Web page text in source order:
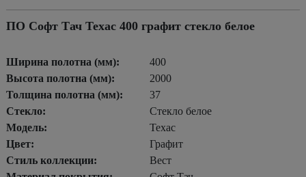
ПО Софт Тач Техас 400 графит стекло белое
Ширина полотна (мм):
400
Высота полотна (мм):
2000
Толщина полотна (мм):
37
Стекло:
Стекло белое
Модель:
Техас
Цвет:
Графит
Стиль коллекции:
Вест